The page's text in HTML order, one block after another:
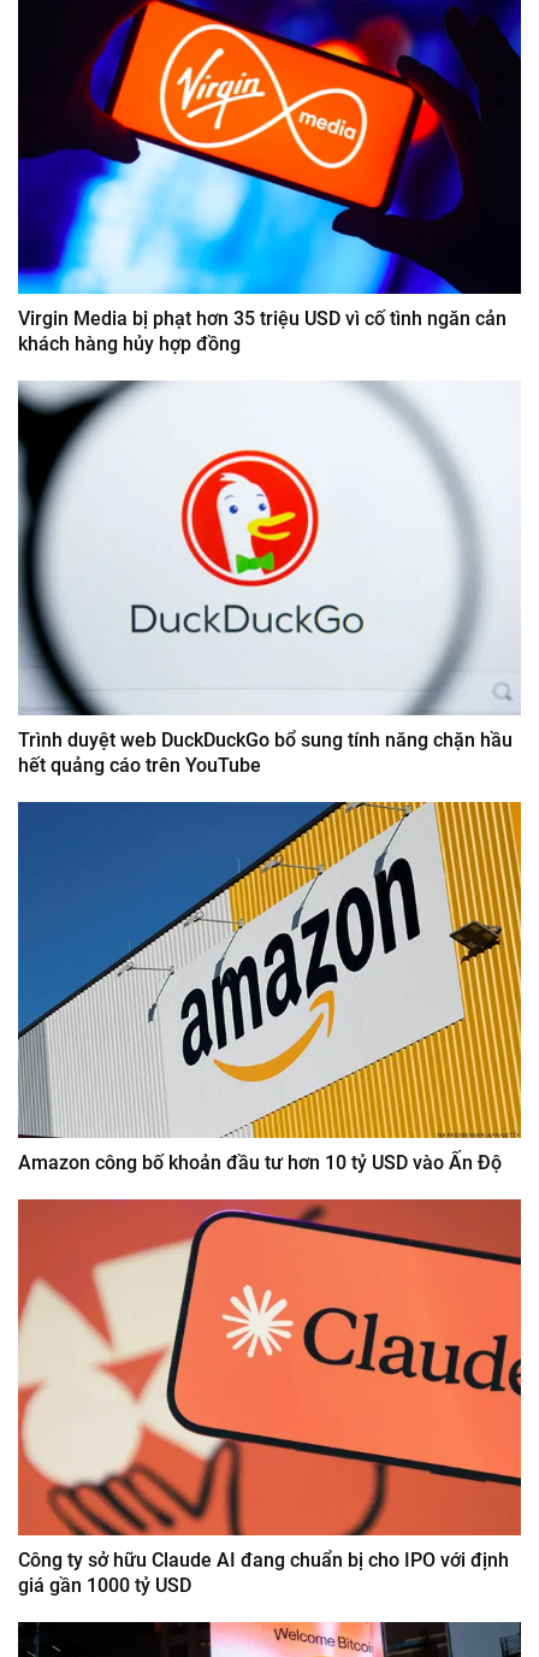
Virgin Media bị phạt hơn 35 triệu USD vì cố tình ngăn cản
khách hàng hủy hợp đồng
Trình duyệt web DuckDuckGo bổ sung tính năng chặn hầu
hết quảng cáo trên YouTube
Amazon công bố khoản đầu tư hơn 10 tỷ USD vào Ấn Độ
Công ty sở hữu Claude AI đang chuẩn bị cho IPO với định
giá gần 1000 tỷ USD